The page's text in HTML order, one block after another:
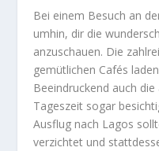
Bei einem Besuch an
umhin, dir die
anzuschauen. Die
gemütlichen Cafés
Beeindruckend auch
Tageszeit sogar
Ausflug nach Lagos
verzichtet und